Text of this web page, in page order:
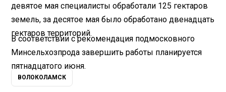
девятое мая специалисты обработали 125 гектаров
земель, за десятое мая было обработано двенадцать
гектаров территорий.
В соответствии с рекомендация подмосковного
Минсельхозпрода завершить работы планируется
пятнадцатого июня.
ВОЛОКОЛАМСК